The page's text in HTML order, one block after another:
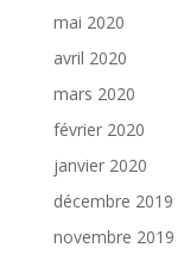
mai 2020
avril 2020
mars 2020
février 2020
janvier 2020
décembre 2019
novembre 2019